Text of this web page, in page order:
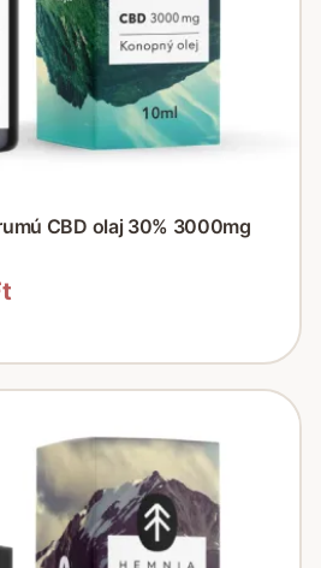
CBD olaj 30% 3000mg